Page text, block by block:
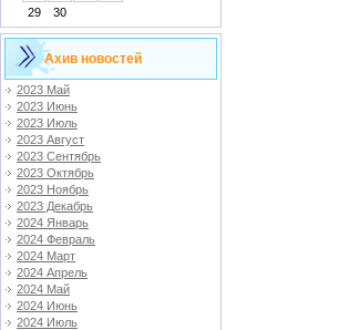
29
30
Ахив новостей
2023 Май
2023 Июнь
2023 Июль
2023 Август
2023 Сентябрь
2023 Октябрь
2023 Ноябрь
2023 Декабрь
2024 Январь
2024 Февраль
2024 Март
2024 Апрель
2024 Май
2024 Июнь
2024 Июль